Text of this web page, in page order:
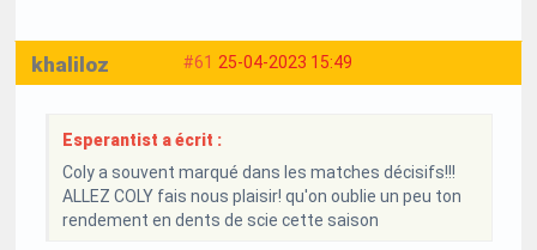
#61 25-04-2023 15:49
khaliloz
Esperantist a écrit :
Coly a souvent marqué dans les matches décisifs!!!
ALLEZ COLY fais nous plaisir! qu'on oublie un peu ton
rendement en dents de scie cette saison